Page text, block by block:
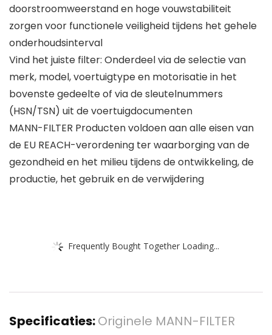
doorstroomweerstand en hoge vouwstabiliteit
zorgen voor functionele veiligheid tijdens het gehele
onderhoudsinterval
Vind het juiste filter: Onderdeel via de selectie van
merk, model, voertuigtype en motorisatie in het
bovenste gedeelte of via de sleutelnummers
(HSN/TSN) uit de voertuigdocumenten
MANN-FILTER Producten voldoen aan alle eisen van
de EU REACH-verordening ter waarborging van de
gezondheid en het milieu tijdens de ontwikkeling, de
productie, het gebruik en de verwijdering
Frequently Bought Together Loading...
Specificaties:Originele MANN-FILTER